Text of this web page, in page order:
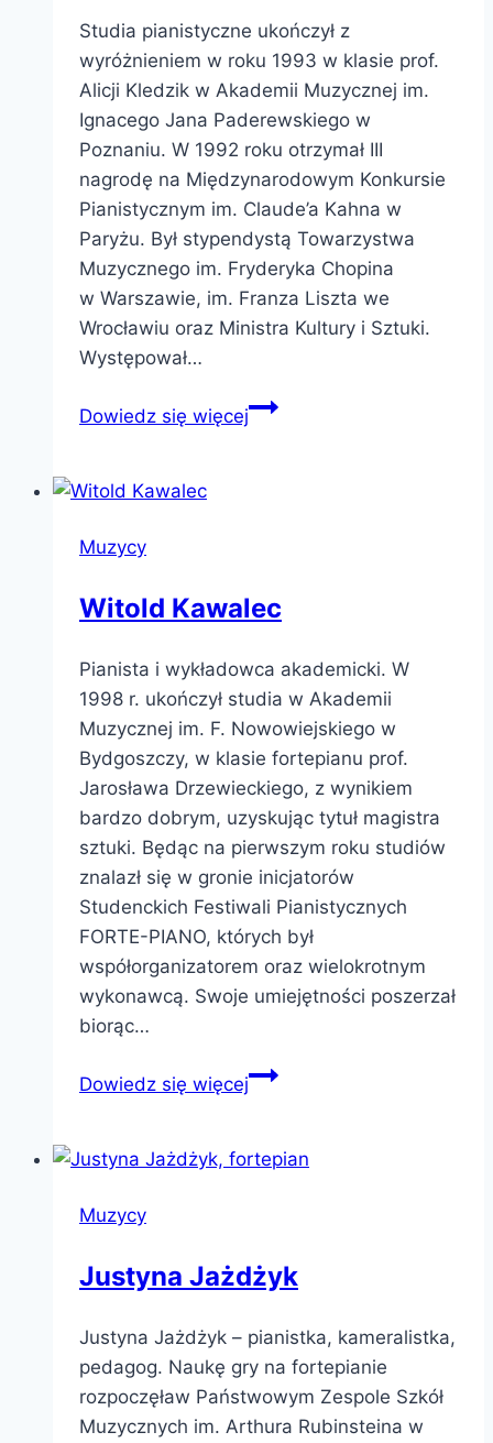
Studia pianistyczne ukończył z
wyróżnieniem w roku 1993 w klasie prof.
Alicji Kledzik w Akademii Muzycznej im.
Ignacego Jana Paderewskiego w
Poznaniu. W 1992 roku otrzymał III
nagrodę na Międzynarodowym Konkursie
Pianistycznym im. Claude’a Kahna w
Paryżu. Był stypendystą Towarzystwa
Muzycznego im. Fryderyka Chopina
w Warszawie, im. Franza Liszta we
Wrocławiu oraz Ministra Kultury i Sztuki.
Występował…
Dowiedz się więcejKrzysztof
Muzycy
Witold Kawalec
Pianista i wykładowca akademicki. W
1998 r. ukończył studia w Akademii
Muzycznej im. F. Nowowiejskiego w
Bydgoszczy, w klasie fortepianu prof.
Jarosława Drzewieckiego, z wynikiem
bardzo dobrym, uzyskując tytuł magistra
sztuki. Będąc na pierwszym roku studiów
znalazł się w gronie inicjatorów
Studenckich Festiwali Pianistycznych
FORTE-PIANO, których był
współorganizatorem oraz wielokrotnym
wykonawcą. Swoje umiejętności poszerzał
biorąc…
Dowiedz się więcejWitold
Muzycy
Justyna Jażdżyk
Justyna Jażdżyk – pianistka, kameralistka,
pedagog. Naukę gry na fortepianie
rozpoczęław Państwowym Zespole Szkół
Muzycznych im. Arthura Rubinsteina w